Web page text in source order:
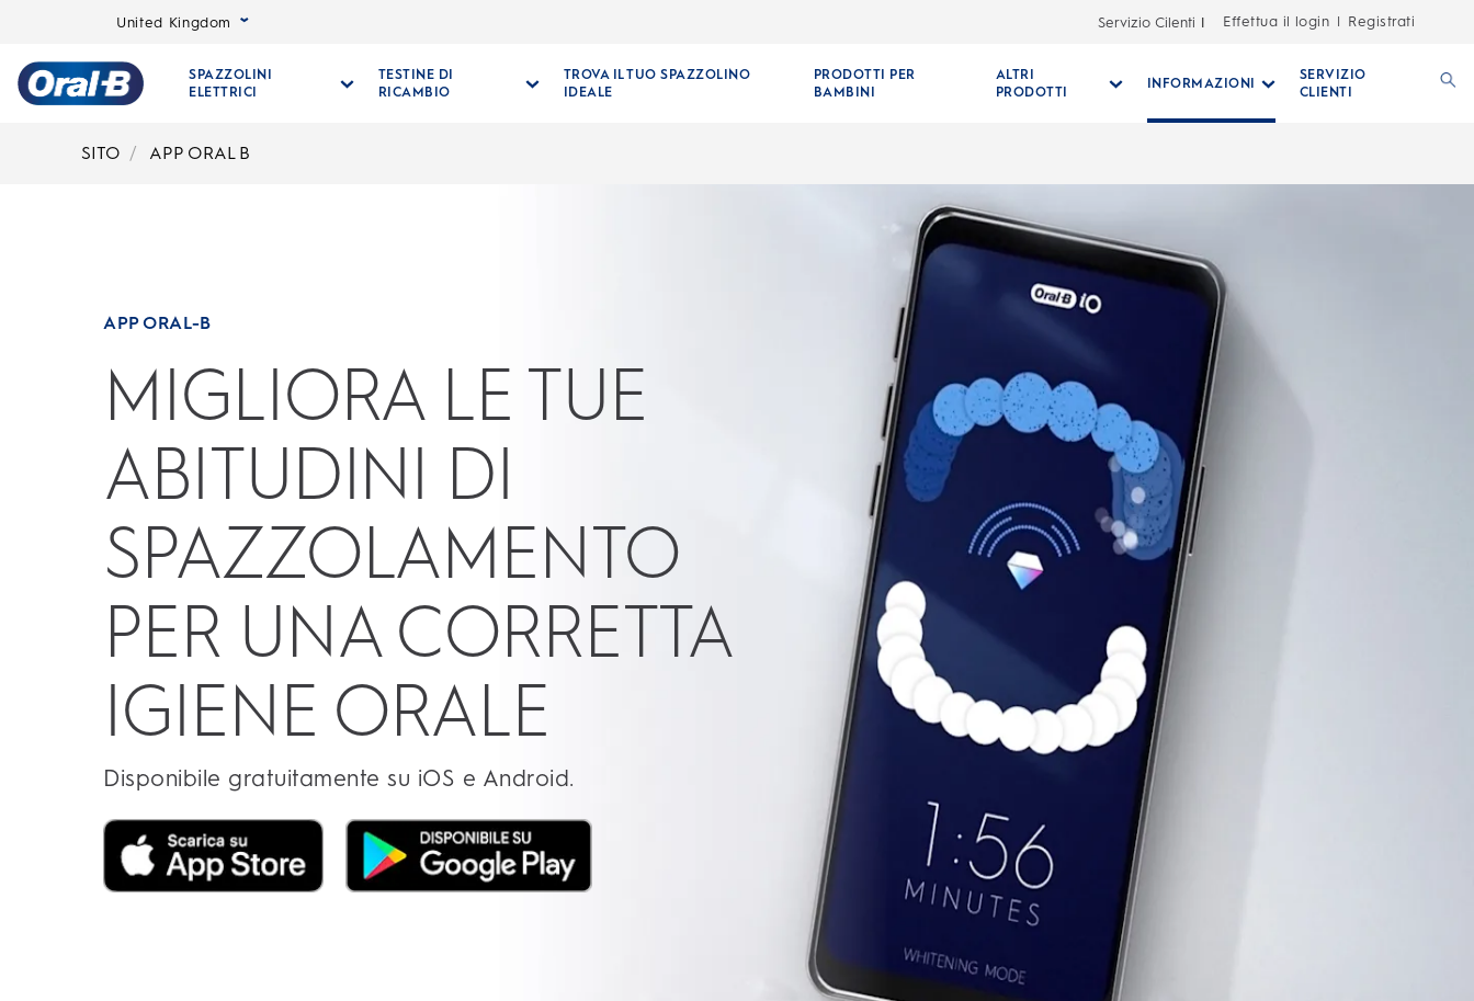
United Kingdom Servizio Cilenti Effettua il login Registrati
SPAZZOLINI
ELETTRICI
TESTINE DI
RICAMBIO
TROVA IL TUO SPAZZOLINO
IDEALE
PRODOTTI PER
BAMBINI
ALTRI
PRODOTTI
INFORMAZIONI
SERVIZIO
CLIENTI
SITO APP ORAL B
APP ORAL-B
MIGLIORA LE TUE
ABITUDINI DI
SPAZZOLAMENTO
PER UNA CORRETTA
IGIENE ORALE
Disponibile gratuitamente su iOS e Android.